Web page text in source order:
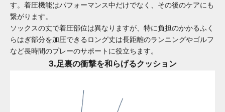
す。着圧機能はパフォーマンス中だけでなく、その後のケアにも
繋がります。
ソックスの丈で着圧部位は異なりますが、特に負担のかかるふく
らはぎ部分を加圧できるロング丈は長距離のランニングやゴルフ
など長時間のプレーのサポートに役立ちます。
3.足裏の衝撃を和らげるクッション